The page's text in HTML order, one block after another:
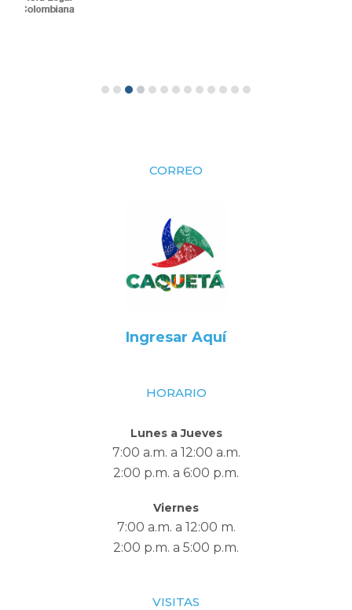
CORREO
Ingresar Aquí
HORARIO
Lunes a Jueves
7:00 a.m. a 12:00 a.m.
2:00 p.m. a 6:00 p.m.
Viernes
7:00 a.m. a 12:00 m.
2:00 p.m. a 5:00 p.m.
VISITAS